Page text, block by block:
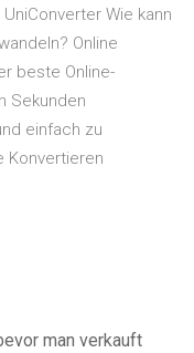
Wie kann
Online
beste Online-
Sekunden
einfach zu
Konvertieren
man verkauft